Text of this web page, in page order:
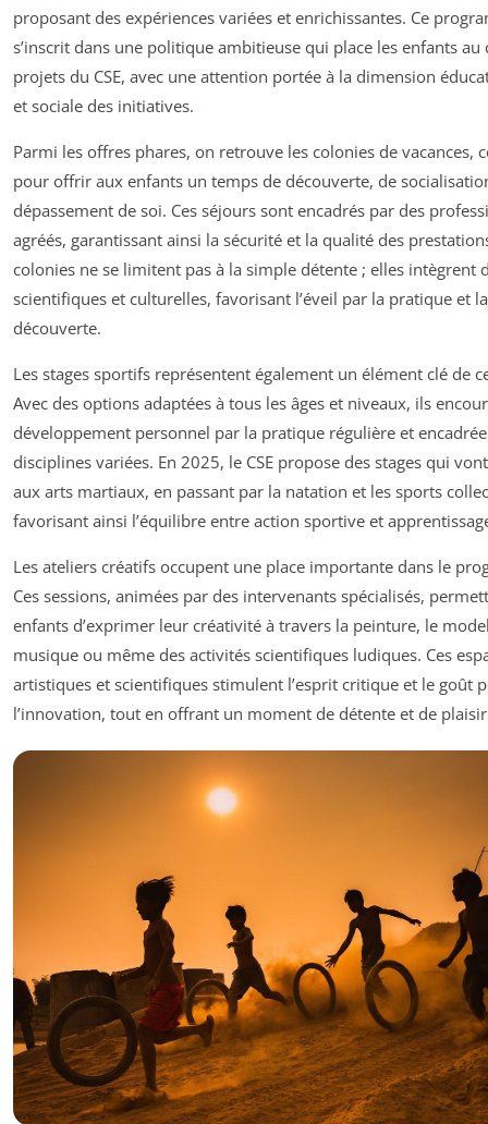
proposant des expériences variées et enrichissantes. Ce
s’inscrit dans une politique ambitieuse qui place les enfants
projets du CSE, avec une attention portée à la dimension
et sociale des initiatives.
Parmi les offres phares, on retrouve les colonies de vacances,
pour offrir aux enfants un temps de découverte, de
dépassement de soi. Ces séjours sont encadrés par des
agréés, garantissant ainsi la sécurité et la qualité des
colonies ne se limitent pas à la simple détente ; elles intègrent
scientifiques et culturelles, favorisant l’éveil par la pratique et la
découverte.
Les stages sportifs représentent également un élément clé de
Avec des options adaptées à tous les âges et niveaux, ils
développement personnel par la pratique régulière et
disciplines variées. En 2025, le CSE propose des stages qui
aux arts martiaux, en passant par la natation et les sports
favorisant ainsi l’équilibre entre action sportive et
Les ateliers créatifs occupent une place importante dans le
Ces sessions, animées par des intervenants spécialisés,
enfants d’exprimer leur créativité à travers la peinture, le
musique ou même des activités scientifiques ludiques. Ces
artistiques et scientifiques stimulent l’esprit critique et le goût
l’innovation, tout en offrant un moment de détente et de